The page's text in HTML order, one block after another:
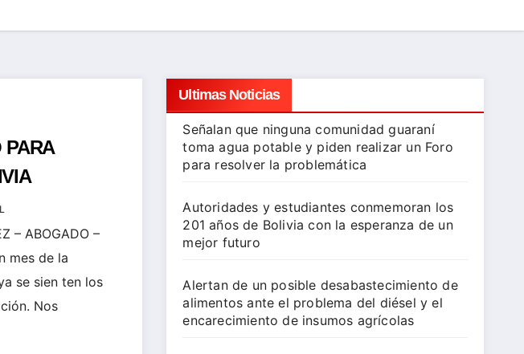
PARA
– ABOGADO –
mes de la
se sien ten los
Nos
Ultimas Noticias
Señalan que ninguna comunidad guaraní
toma agua potable y piden realizar un Foro
para resolver la problemática
Autoridades y estudiantes conmemoran los
201 años de Bolivia con la esperanza de un
mejor futuro
Alertan de un posible desabastecimiento de
alimentos ante el problema del diésel y el
encarecimiento de insumos agrícolas